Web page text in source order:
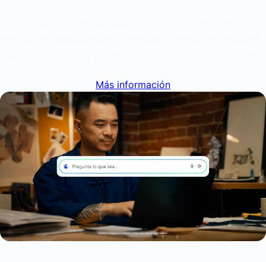
Más información